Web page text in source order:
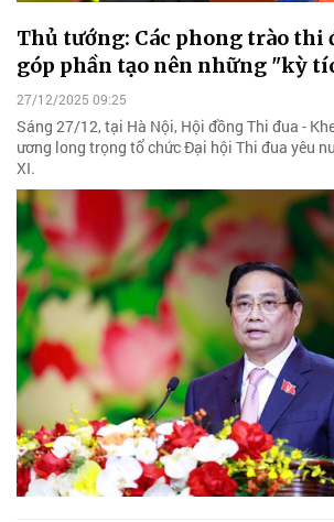
Thủ tướng: Các phong trào thi
góp phần tạo nên những "kỳ
27/12/2025 09:25
Sáng 27/12, tại Hà Nội, Hội đồng Thi đua -
ương long trọng tổ chức Đại hội Thi đua yêu
XI.